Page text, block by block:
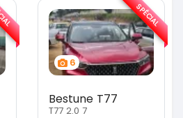
6
Bestune T77
T77 2.0 7
SPÉCIAL